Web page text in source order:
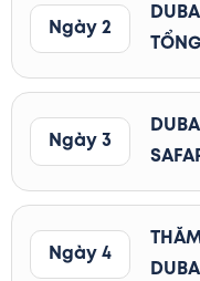
Ngày 2
Ngày 3
Ngày 4